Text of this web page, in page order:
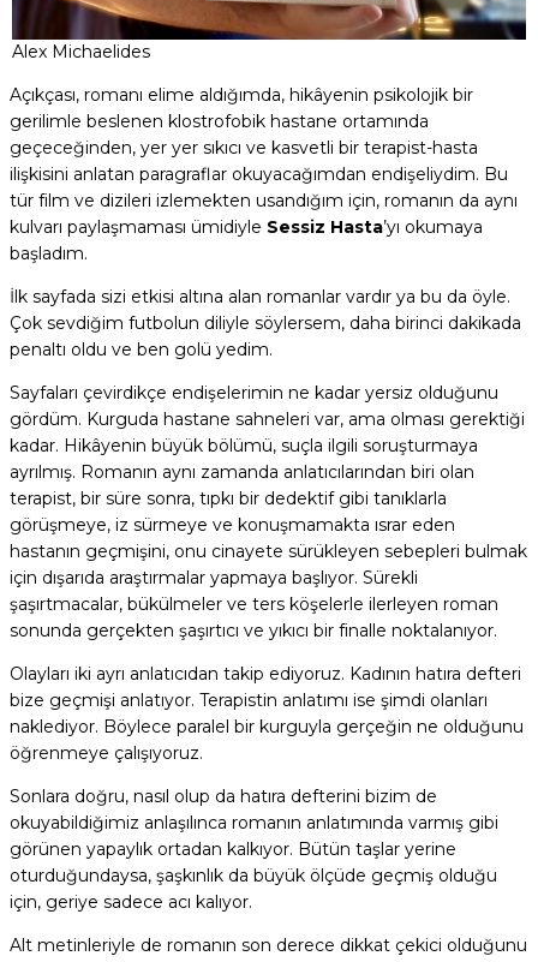
Alex Michaelides
Açıkçası, romanı elime aldığımda, hikâyenin psikolojik bir
gerilimle beslenen klostrofobik hastane ortamında
geçeceğinden, yer yer sıkıcı ve kasvetli bir terapist-hasta
ilişkisini anlatan paragraflar okuyacağımdan endişeliydim. Bu
tür film ve dizileri izlemekten usandığım için, romanın da aynı
kulvarı paylaşmaması ümidiyle Sessiz Hasta’yı okumaya
başladım.
İlk sayfada sizi etkisi altına alan romanlar vardır ya bu da öyle.
Çok sevdiğim futbolun diliyle söylersem, daha birinci dakikada
penaltı oldu ve ben golü yedim.
Sayfaları çevirdikçe endişelerimin ne kadar yersiz olduğunu
gördüm. Kurguda hastane sahneleri var, ama olması gerektiği
kadar. Hikâyenin büyük bölümü, suçla ilgili soruşturmaya
ayrılmış. Romanın aynı zamanda anlatıcılarından biri olan
terapist, bir süre sonra, tıpkı bir dedektif gibi tanıklarla
görüşmeye, iz sürmeye ve konuşmamakta ısrar eden
hastanın geçmişini, onu cinayete sürükleyen sebepleri bulmak
için dışarıda araştırmalar yapmaya başlıyor. Sürekli
şaşırtmacalar, bükülmeler ve ters köşelerle ilerleyen roman
sonunda gerçekten şaşırtıcı ve yıkıcı bir finalle noktalanıyor.
Olayları iki ayrı anlatıcıdan takip ediyoruz. Kadının hatıra defteri
bize geçmişi anlatıyor. Terapistin anlatımı ise şimdi olanları
naklediyor. Böylece paralel bir kurguyla gerçeğin ne olduğunu
öğrenmeye çalışıyoruz.
Sonlara doğru, nasıl olup da hatıra defterini bizim de
okuyabildiğimiz anlaşılınca romanın anlatımında varmış gibi
görünen yapaylık ortadan kalkıyor. Bütün taşlar yerine
oturduğundaysa, şaşkınlık da büyük ölçüde geçmiş olduğu
için, geriye sadece acı kalıyor.
Alt metinleriyle de romanın son derece dikkat çekici olduğunu